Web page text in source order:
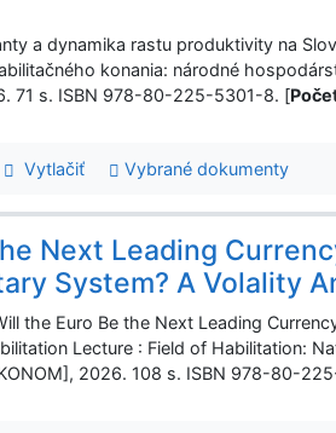
a dynamika rastu produktivity na
konania: národné
71 s. ISBN 978-80-225-5301-8. [
Vytlačiť Vybrané dokumenty
Next Leading
System? A Volality
the Euro Be the Next Leading
Lecture : Field of Habilitation:
2026. 108 s. ISBN 978-80-